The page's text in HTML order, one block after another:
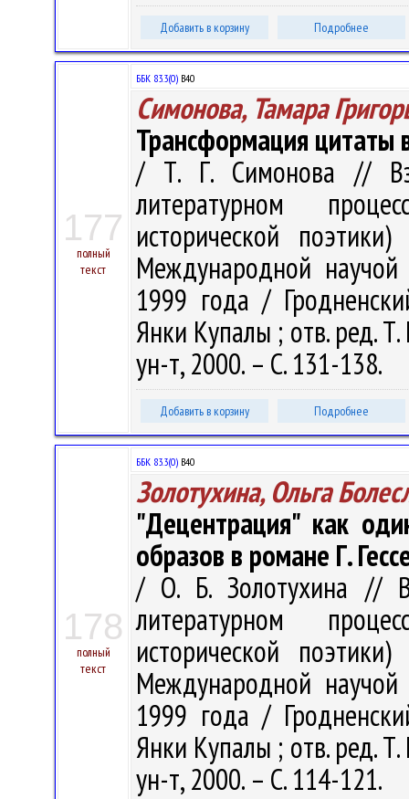
Добавить в корзину Подробнее
177
полный
текст
ББК 83.3(0) В40
Симонова, Тамара
Трансформация цитаты
/ Т. Г. Симонова //
литературном
исторической
Международной
1999 года /
Янки Купалы ; отв. ред. Т.
ун-т, 2000. – С. 131-138.
Добавить в корзину Подробнее
178
полный
текст
ББК 83.3(0) В40
Золотухина, Ольга
"Децентрация" как
образов в романе Г.
/ О. Б. Золотухина //
литературном
исторической
Международной
1999 года /
Янки Купалы ; отв. ред. Т.
ун-т, 2000. – С. 114-121.